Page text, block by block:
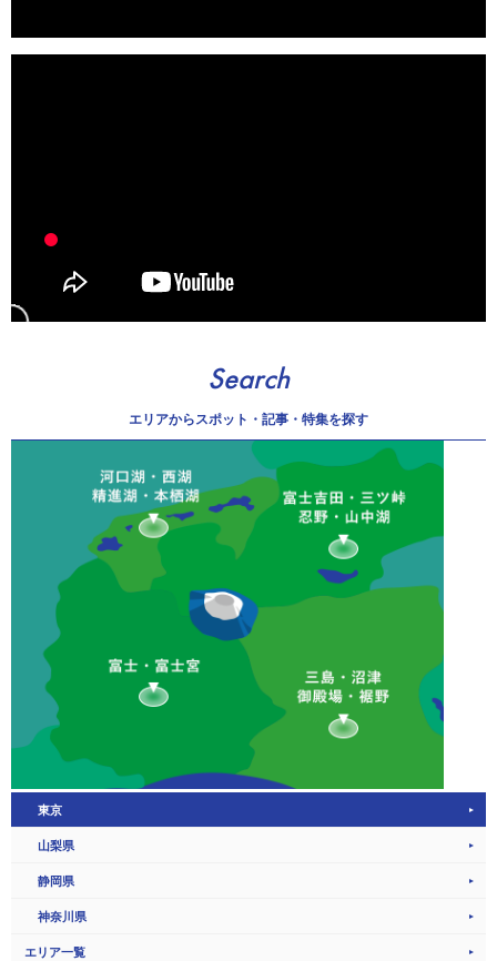
Search
エリアからスポット・記事・特集を探す
東京
山梨県
静岡県
神奈川県
エリア一覧